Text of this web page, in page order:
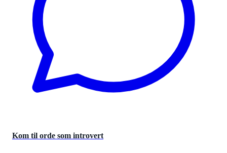
Kom til orde som introvert